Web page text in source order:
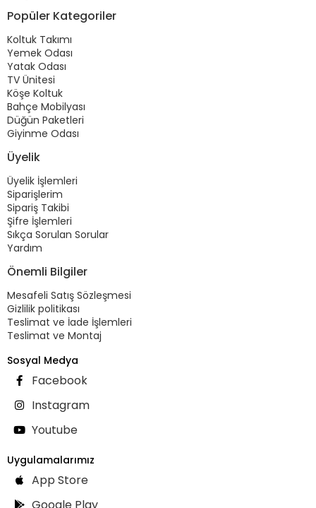
Popüler Kategoriler
Koltuk Takımı
Yemek Odası
Yatak Odası
TV Ünitesi
Köşe Koltuk
Bahçe Mobilyası
Düğün Paketleri
Giyinme Odası
Üyelik
Üyelik İşlemleri
Siparişlerim
Sipariş Takibi
Şifre İşlemleri
Sıkça Sorulan Sorular
Yardım
Önemli Bilgiler
Mesafeli Satış Sözleşmesi
Gizlilik politikası
Teslimat ve İade İşlemleri
Teslimat ve Montaj
Sosyal Medya
Facebook
Instagram
Youtube
Uygulamalarımız
App Store
Google Play